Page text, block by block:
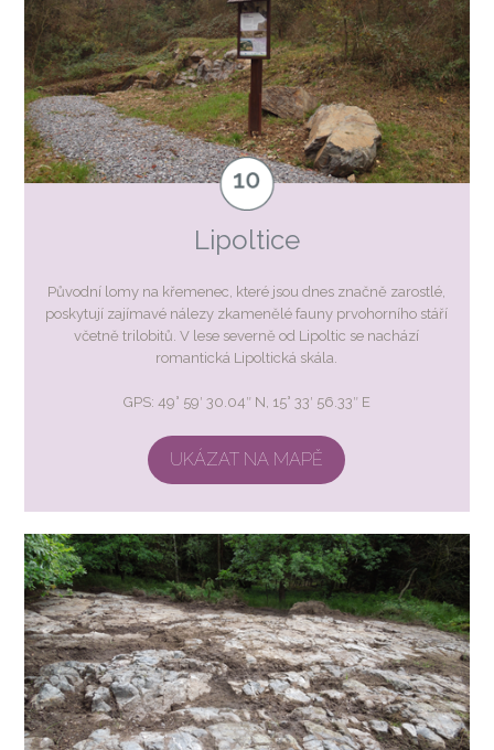
Lipoltice
Původní lomy na křemenec, které jsou dnes značně zarostlé,
poskytují zajímavé nálezy zkamenělé fauny prvohorního stáří
včetně trilobitů. V lese severně od Lipoltic se nachází
romantická Lipoltická skála.
GPS: 49° 59′ 30.04″ N, 15° 33′ 56.33″ E
UKÁZAT NA MAPĚ